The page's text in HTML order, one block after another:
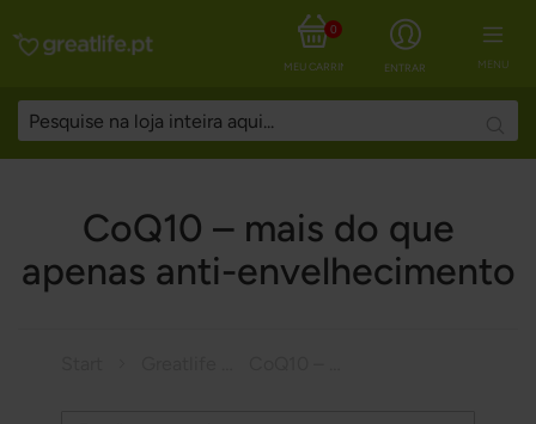
MENU
ENTRAR
MEU CARRINHO
0
CoQ10 – mais do que
apenas anti-envelhecimento